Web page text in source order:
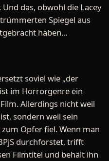
das, obwohl die Lacey
Spiegel aus
haben...
soviel wie „der
im Horrorgenre ein
Allerdings nicht weil
sondern weil sein
Opfer fiel. Wenn man
durchforstet, trifft
Filmtitel und behält ihn